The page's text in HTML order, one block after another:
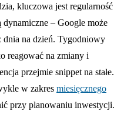
kluczowa jest regularność
dynamiczne – Google może
dnia na dzień. Tygodniowy
reagować na zmiany i
przejmie snippet na stałe.
w zakres miesięcznego
przy planowaniu inwestycji.